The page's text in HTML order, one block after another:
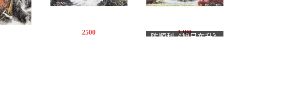
2500
陈顺利《旭日东升》
1380